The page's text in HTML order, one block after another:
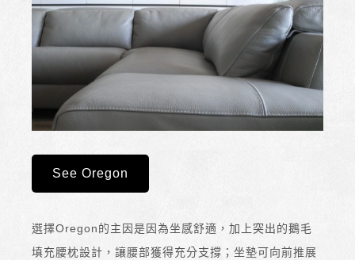
See Oregon
選擇Oregon的主因是因為坐感舒適，加上突出的鵝毛
填充腰枕設計，讓腰部獲得充分支撐；坐墊可向前推展